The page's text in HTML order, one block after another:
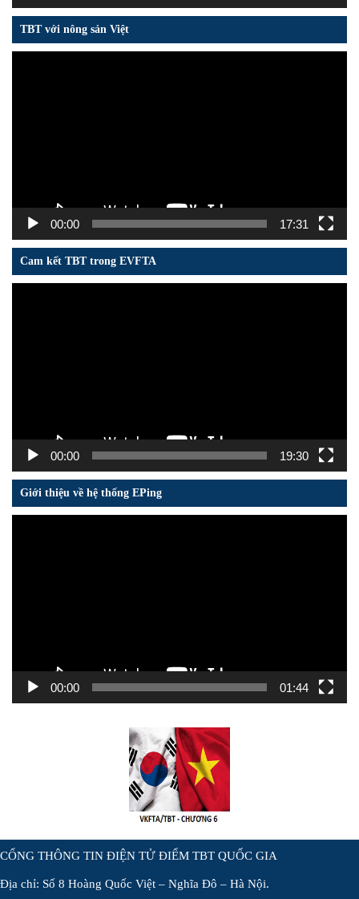
TBT với nông sản Việt
00:00 17:31
Cam kết TBT trong EVFTA
00:00 19:30
Giới thiệu về hệ thống EPing
00:00 01:44
CỔNG THÔNG TIN ĐIỆN TỬ ĐIỂM TBT QUỐC GIA
Địa chỉ: Số 8 Hoàng Quốc Việt – Nghĩa Đô – Hà Nội.